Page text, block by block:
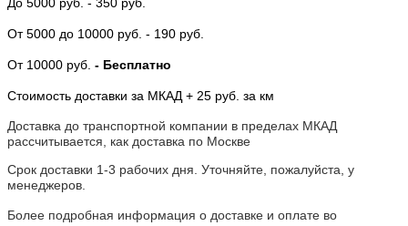
От 5000 до 10000 руб. - 190 руб.
От 10000 руб. - Бесплатно
Стоимость доставки за МКАД + 25 руб. за км
Доставка до транспортной компании в пределах МКАД
рассчитывается, как доставка по Москве
Срок доставки 1-3 рабочих дня. Уточняйте, пожалуйста, у
менеджеров.
Более подробная информация о доставке и оплате во